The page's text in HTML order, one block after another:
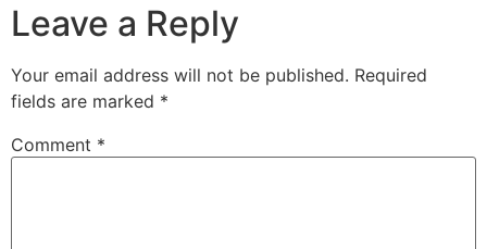
Leave a Reply
Your email address will not be published. Required
fields are marked *
Comment *